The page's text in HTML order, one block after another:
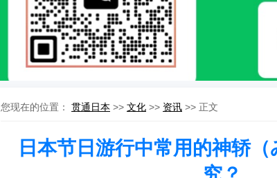
您现在的位置： 贯通日本 >> 文化 >> 资讯 >> 正文
日本节日游行中常用的神轿